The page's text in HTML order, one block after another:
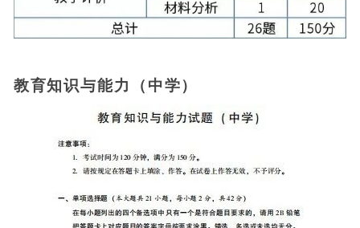
教育知识与能力（中学）